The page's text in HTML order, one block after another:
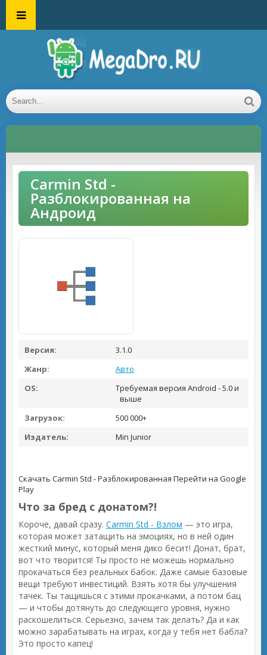
Carmin Std -
Разблокированная на
Андроид
Версия:
3.1.0
Жанр:
Авто
OS:
Требуемая версия Android - 5.0 и
выше
Загрузок:
500 000+
Издатель:
Min Junior
Скачать Carmin Std - Разблокированная Перейти на Google
Play
Что за бред с донатом?!
Короче, давай сразу. Carmin Std - Взлом — это игра,
которая может затащить на эмоциях, но в ней один
жесткий минус, который меня дико бесит! Донат, брат,
вот что творится! Ты просто не можешь нормально
прокачаться без реальных бабок. Даже самые базовые
вещи требуют инвестиций. Взять хотя бы улучшения
тачек. Ты тащишься с этими прокачками, а потом бац
— и чтобы дотянуть до следующего уровня, нужно
раскошелиться. Серьезно, зачем так делать? Да и как
можно зарабатывать на играх, когда у тебя нет бабла?
Это просто капец!